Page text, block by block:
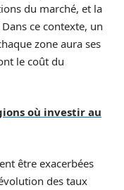
du marché, et la
ce contexte, un
zone aura ses
le coût du
où investir au
être exacerbées
des taux